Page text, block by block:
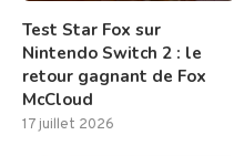
Test Star Fox sur
Nintendo Switch 2 : le
retour gagnant de Fox
McCloud
17 juillet 2026